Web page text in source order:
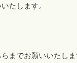
たします。
までお願いいたしま